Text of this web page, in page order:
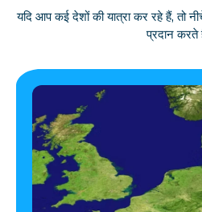
यदि आप कई देशों की यात्रा कर रहे हैं, तो
प्रदान करते